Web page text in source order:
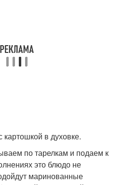
в духовке.
по тарелкам и подаем к
это блюдо не
маринованные